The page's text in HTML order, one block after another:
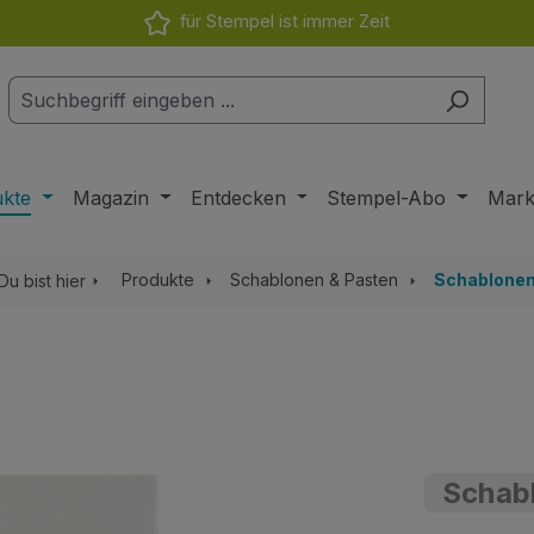
für Stempel ist immer Zeit
Magazin Entdecken Stempel-Abo
Du bist hier Produkte Schablonen & Pasten Schablonen